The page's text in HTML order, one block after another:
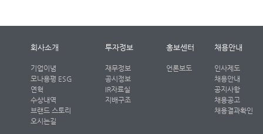
회사소개
기업이념
모나용평 ESG
연혁
수상내역
브랜드 스토리
오시는길
투자정보
재무정보
공시정보
IR자료실
지배구조
홍보센터
언론보도
채용안내
인사제도
채용안내
공지사항
채용공고
채용결과확인